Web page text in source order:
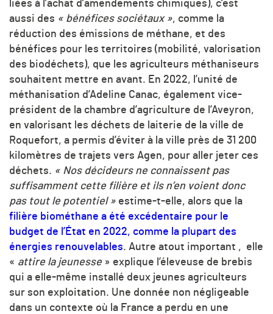
liées à l’achat d’amendements chimiques), c’est
aussi des « bénéfices sociétaux », comme la
réduction des émissions de méthane, et des
bénéfices pour les territoires (mobilité, valorisation
des biodéchets), que les agriculteurs méthaniseurs
souhaitent mettre en avant. En 2022, l’unité de
méthanisation d’Adeline Canac, également vice-
président de la chambre d’agriculture de l’Aveyron,
en valorisant les déchets de laiterie de la ville de
Roquefort, a permis d’éviter à la ville près de 31 200
kilomètres de trajets vers Agen, pour aller jeter ces
déchets. « Nos décideurs ne connaissent pas
suffisamment cette filière et ils n’en voient donc
pas tout le potentiel » estime-t-elle, alors que la
filière biométhane a été excédentaire pour le
budget de l’État en 2022, comme la plupart des
énergies renouvelables. Autre atout important , elle
« attire la jeunesse » explique l’éleveuse de brebis
qui a elle-même installé deux jeunes agriculteurs
sur son exploitation. Une donnée non négligeable
dans un contexte où la France a perdu en une